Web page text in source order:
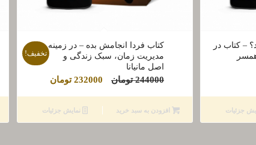
– کتاب در
جزئیات
کتاب فردا انجامش بده – در زمینه
مدیریت زمان، سبک زندگی و
اصل مانیانا
244000 تومان
قیمت
244000 تومان
بود.
232000 تومان
است.
تخفیف!
افزودن به سبد خرید نمایش جزئیات